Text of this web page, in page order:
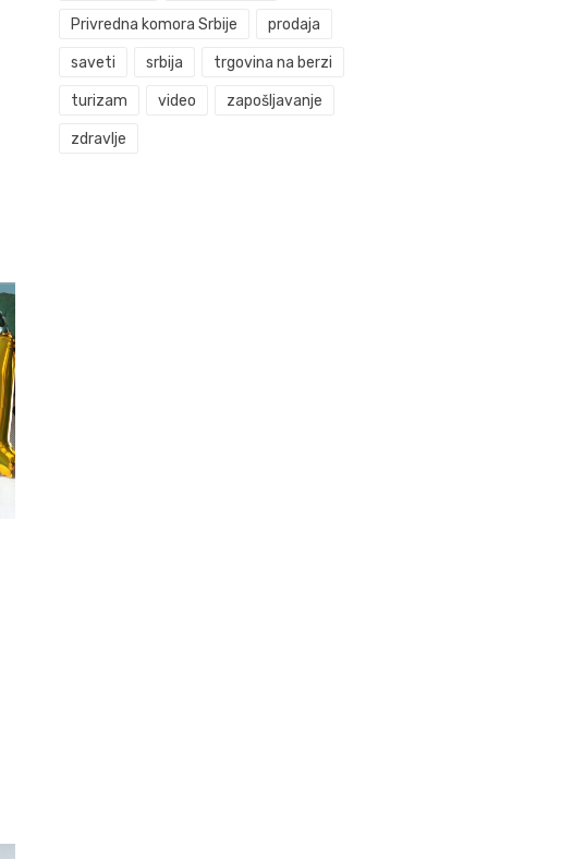
Privredna komora Srbije prodaja
saveti srbija trgovina na berzi
turizam video zapošljavanje
zdravlje